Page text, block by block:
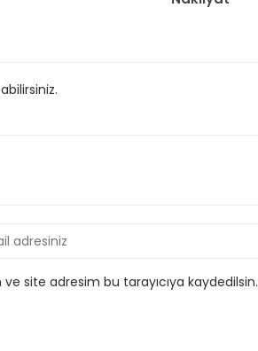
site adresim bu tarayıcıya kaydedilsin.